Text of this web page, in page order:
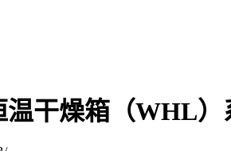
温干燥箱（WHL）